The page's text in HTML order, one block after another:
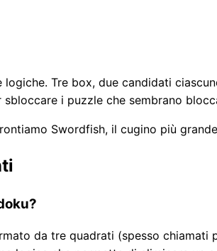
logiche. Tre box, due candidati
i puzzle che sembrano
Swordfish, il cugino più
da tre quadrati (spesso